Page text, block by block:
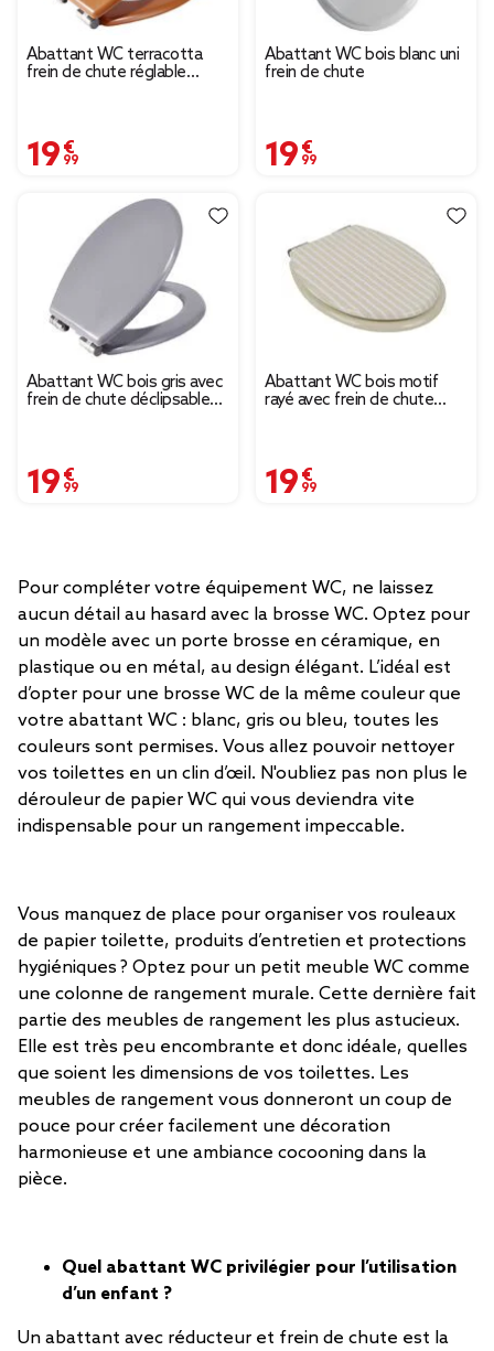
Abattant WC terracotta
frein de chute réglable
19,99 €
Abattant WC bois blanc uni
frein de chute
19,99 €
Abattant WC bois gris avec
frein de chute déclipsable
19,99 €
Abattant WC bois motif
rayé avec frein de chute
19,99 €
Pour compléter votre équipement WC, ne laissez
aucun détail au hasard avec la brosse WC. Optez pour
un modèle avec un porte brosse en céramique, en
plastique ou en métal, au design élégant. L’idéal est
d’opter pour une brosse WC de la même couleur que
votre abattant WC : blanc, gris ou bleu, toutes les
couleurs sont permises. Vous allez pouvoir nettoyer
vos toilettes en un clin d’œil. N'oubliez pas non plus le
dérouleur de papier WC qui vous deviendra vite
indispensable pour un rangement impeccable.
Vous manquez de place pour organiser vos rouleaux
de papier toilette, produits d’entretien et protections
hygiéniques ? Optez pour un petit meuble WC comme
une colonne de rangement murale. Cette dernière fait
partie des meubles de rangement les plus astucieux.
Elle est très peu encombrante et donc idéale, quelles
que soient les dimensions de vos toilettes. Les
meubles de rangement vous donneront un coup de
pouce pour créer facilement une décoration
harmonieuse et une ambiance cocooning dans la
pièce.
Quel abattant WC privilégier pour l’utilisation
d’un enfant ?
Un abattant avec réducteur et frein de chute est la